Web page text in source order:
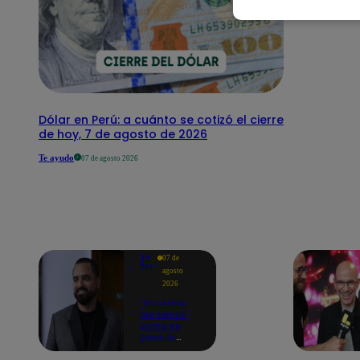
Dólar en Perú: a cuánto se cotizó el cierre
de hoy, 7 de agosto de 2026
Te ayudo 07 de agosto 2026
Yo
Soy
07 de
agosto
2026
"En Latina
me siento
como en
casa, lo